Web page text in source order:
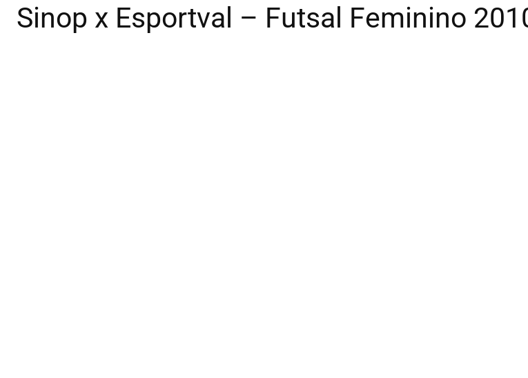
Sinop x Esportval – Futsal Feminino